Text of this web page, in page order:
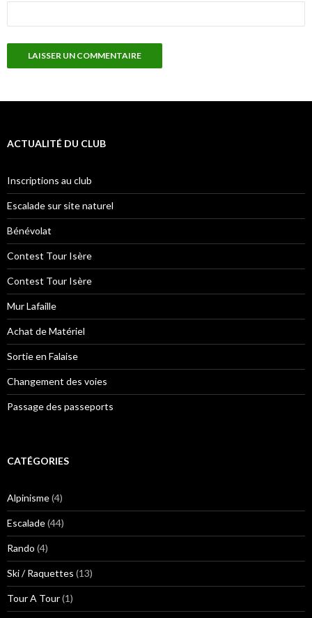
ACTUALITÉ DU CLUB
Inscriptions au club
Escalade sur site naturel
Bénévolat
Contest Tour Isère
Contest Tour Isère
Mur Lafaille
Achat de Matériel
Sortie en Falaise
Changement des voies
Passage des passeports
CATÉGORIES
Alpinisme(4)
Escalade(44)
Rando (4)
Ski / Raquettes (13)
Tour A Tour(1)